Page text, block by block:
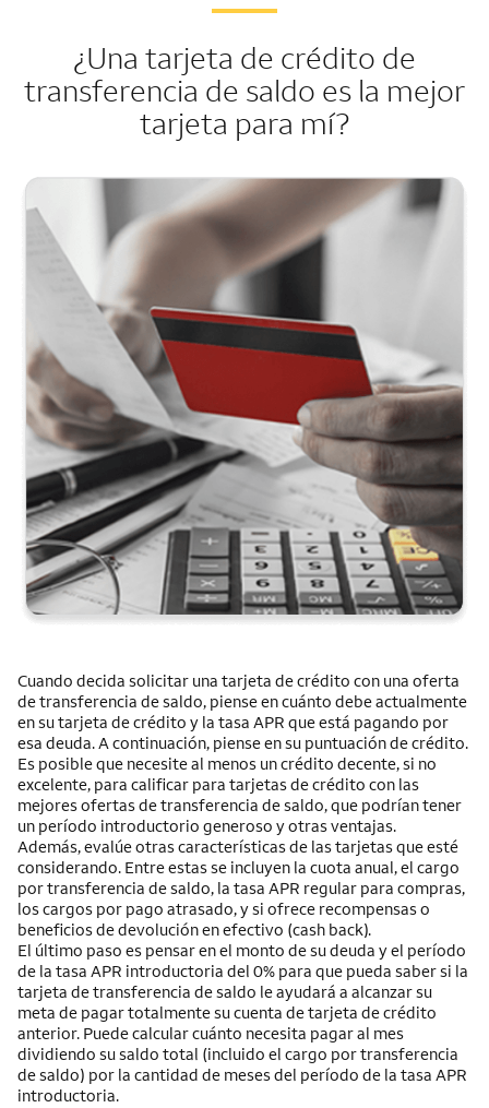
¿Una tarjeta de crédito de
transferencia de saldo es la mejor
tarjeta para mí?
Cuando decida solicitar una tarjeta de crédito con una oferta
de transferencia de saldo, piense en cuánto debe actualmente
en su tarjeta de crédito y la tasa APR que está pagando por
esa deuda. A continuación, piense en su puntuación de crédito.
Es posible que necesite al menos un crédito decente, si no
excelente, para calificar para tarjetas de crédito con las
mejores ofertas de transferencia de saldo, que podrían tener
un período introductorio generoso y otras ventajas.
Además, evalúe otras características de las tarjetas que esté
considerando. Entre estas se incluyen la cuota anual, el cargo
por transferencia de saldo, la tasa APR regular para compras,
los cargos por pago atrasado, y si ofrece recompensas o
beneficios de devolución en efectivo (cash back).
El último paso es pensar en el monto de su deuda y el período
de la tasa APR introductoria del 0% para que pueda saber si la
tarjeta de transferencia de saldo le ayudará a alcanzar su
meta de pagar totalmente su cuenta de tarjeta de crédito
anterior. Puede calcular cuánto necesita pagar al mes
dividiendo su saldo total (incluido el cargo por transferencia
de saldo) por la cantidad de meses del período de la tasa APR
introductoria.